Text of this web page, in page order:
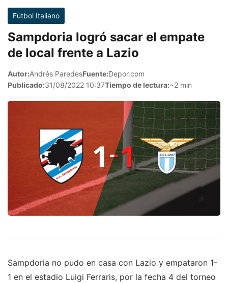
Fútbol Italiano
Sampdoria logró sacar el empate
de local frente a Lazio
Autor:Andrés ParedesFuente:Depor.com
Publicado:31/08/2022 10:37Tiempo de lectura:~2 min
Sampdoria no pudo en casa con Lazio y empataron 1-
1 en el estadio Luigi Ferraris, por la fecha 4 del torneo